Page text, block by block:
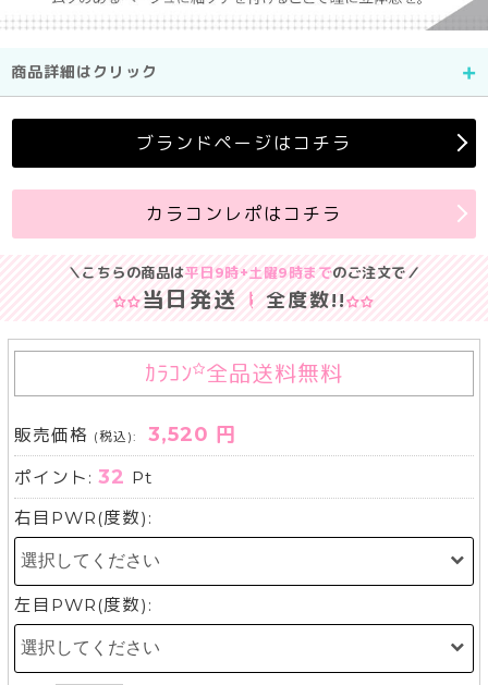
商品詳細はクリック
ブランドページはコチラ
カラコンレポはコチラ
＼こちらの商品は平日9時+土曜9時までのご注文で／
当日発送 全度数!!
ｶﾗｺﾝ 全品送料無料
販売価格 (税込): 3,520 円
ポイント:32 Pt
右目PWR(度数):
左目PWR(度数):